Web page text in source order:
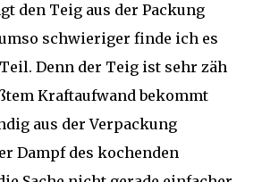
den Teig aus der Packung
schwieriger finde ich es
Denn der Teig ist sehr zäh
Kraftaufwand bekommt
aus der Verpackung
Dampf des kochenden